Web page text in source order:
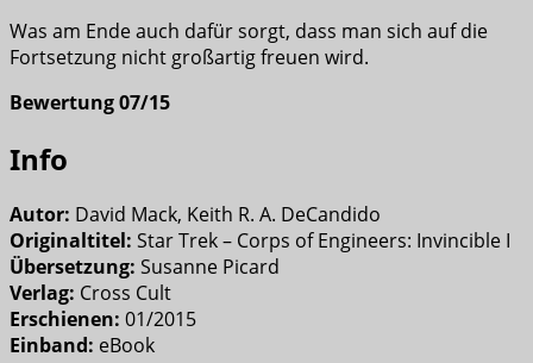
Was am Ende auch dafür sorgt, dass man sich auf die
Fortsetzung nicht großartig freuen wird.
Bewertung 07/15
Info
Autor: David Mack, Keith R. A. DeCandido
Originaltitel: Star Trek – Corps of Engineers: Invincible I
Übersetzung: Susanne Picard
Verlag: Cross Cult
Erschienen: 01/2015
Einband: eBook